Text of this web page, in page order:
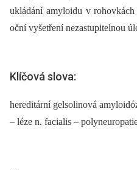
ukládání amyloidu v
oční vyšetření nezastupitelnou
Klíčová slova:
hereditární gelsolinová
– léze n. facialis –